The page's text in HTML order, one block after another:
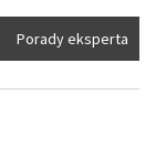
Porady eksperta